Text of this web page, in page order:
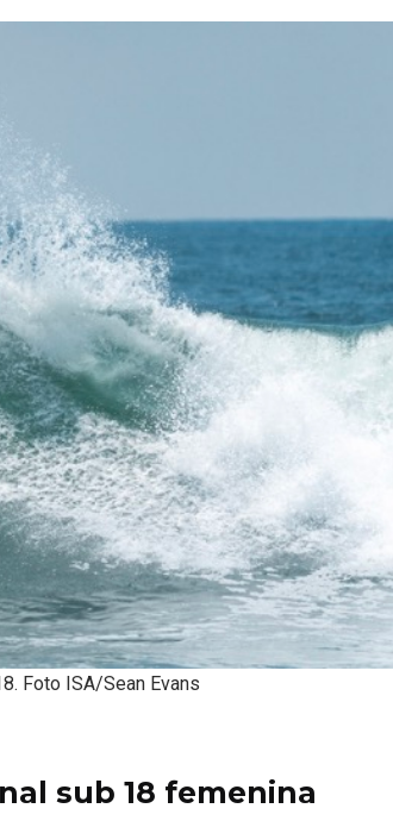
Foto ISA/Sean Evans
sub 18 femenina